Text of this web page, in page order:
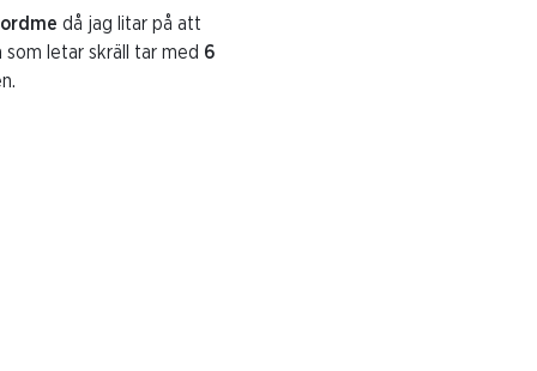
då jag litar på att
letar skräll tar med 6